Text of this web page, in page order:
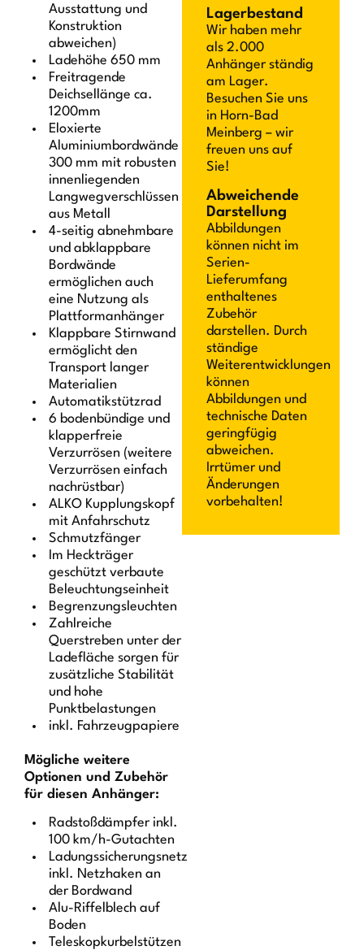
Ausstattung und
Konstruktion
abweichen)
Ladehöhe 650 mm
Freitragende
Deichsellänge ca.
1200mm
Eloxierte
Aluminiumbordwände
300 mm mit robusten
innenliegenden
Langwegverschlüssen
aus Metall
4-seitig abnehmbare
und abklappbare
Bordwände
ermöglichen auch
eine Nutzung als
Plattformanhänger
Klappbare Stirnwand
ermöglicht den
Transport langer
Materialien
Automatikstützrad
6 bodenbündige und
klapperfreie
Verzurrösen (weitere
Verzurrösen einfach
nachrüstbar)
ALKO Kupplungskopf
mit Anfahrschutz
Schmutzfänger
Im Heckträger
geschützt verbaute
Beleuchtungseinheit
Begrenzungsleuchten
Zahlreiche
Querstreben unter der
Ladefläche sorgen für
zusätzliche Stabilität
und hohe
Punktbelastungen
inkl. Fahrzeugpapiere
Mögliche weitere
Optionen und Zubehör
für diesen Anhänger:
Radstoßdämpfer inkl.
100 km/h-Gutachten
Ladungssicherungsnetz
inkl. Netzhaken an
der Bordwand
Alu-Riffelblech auf
Boden
Teleskopkurbelstützen
Lagerbestand
Wir haben mehr
als 2.000
Anhänger ständig
am Lager.
Besuchen Sie uns
in Horn-Bad
Meinberg – wir
freuen uns auf
Sie!
Abweichende
Darstellung
Abbildungen
können nicht im
Serien-
Lieferumfang
enthaltenes
Zubehör
darstellen. Durch
ständige
Weiterentwicklungen
können
Abbildungen und
technische Daten
geringfügig
abweichen.
Irrtümer und
Änderungen
vorbehalten!